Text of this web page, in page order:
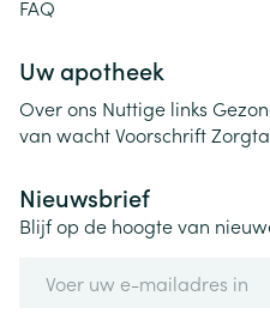
FAQ
Uw apotheek
Over ons Nuttige links
van wachtVoorschrift
Nieuwsbrief
Blijf op de hoogte van